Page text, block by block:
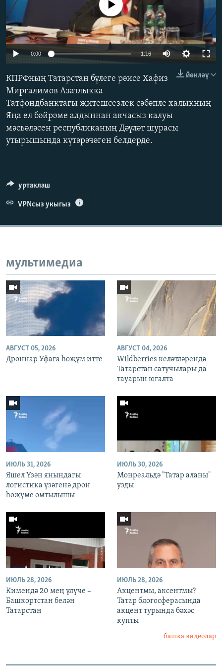
ДИНИ ТОРМЫШ
ПӘРӘВЕЗ
ФӘН-ФӘСМӘТӘН
КИНОХАНӘ
ӘЙДӘ ONLINE
IDEL.РЕАЛИИ
БЕЗГӘ КУШЫЛЫГЫЗ!
БАШКА ТЕЛЛӘРДӘ
No media source currently available
0:00 1:16
йөкләү
КПРФның Татарстан бүлеге рәисе Хафиз
Миргалимов Азатлыкка
Татфондбанктагы җитешсезлек сәбәпле халыкның
Яңа ел бәйрәме алдыннан акчасыз калуы
мәсьәләсен республиканың Дәүләт шурасы
утырышында күтәрәчәген белдерде.
уртаклаш
VPNсыз укыгыз
мультимедиа
АВГУСТ 05, 2026
Дроннар Уфага һөҗүм итте
АВГУСТ 04, 2026
Wildberries келәтләрендә
Татарстан сатучылары да
тауарын югалта
ИЮЛЬ 31, 2026
Яшел Үзән янындагы
логистика үзәгенә дрон
һөҗүме омтылышы
ИЮЛЬ 30, 2026
Монреальдә "Татар аланы"
узды
ИЮЛЬ 28, 2026
Кимендә 20 мең үлүче –
Башкортстан белән
Татарстан
ИЮЛЬ 28, 2026
Акцентмы, аксентмы?
Татар блогосферасында
акцент турында бәхәс
купты
башка видеолар